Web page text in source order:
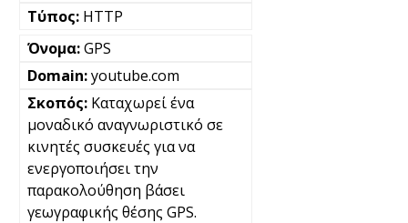
HTTP
GPS
youtube.com
Καταχωρεί ένα
μοναδικό αναγνωριστικό σε
κινητές συσκευές για να
ενεργοποιήσει την
παρακολούθηση βάσει
γεωγραφικής θέσης GPS.